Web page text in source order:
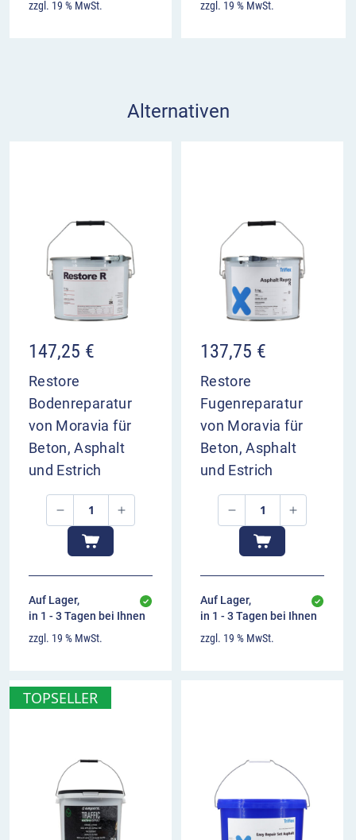
zzgl. 19 % MwSt.
zzgl. 19 % MwSt.
Alternativen
147,25 €
Restore
Bodenreparatur
von Moravia für
Beton, Asphalt
und Estrich
Auf Lager,
in 1 - 3 Tagen bei Ihnen
zzgl. 19 % MwSt.
137,75 €
Restore
Fugenreparatur
von Moravia für
Beton, Asphalt
und Estrich
Auf Lager,
in 1 - 3 Tagen bei Ihnen
zzgl. 19 % MwSt.
TOPSELLER